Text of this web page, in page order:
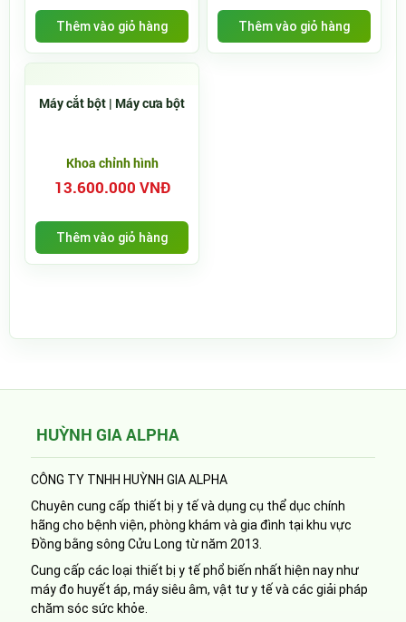
Thêm vào giỏ hàng Thêm vào giỏ hàng
Máy cắt bột | Máy cưa bột
Khoa chỉnh hình
13.600.000 VNĐ
Thêm vào giỏ hàng
HUỲNH GIA ALPHA
CÔNG TY TNHH HUỲNH GIA ALPHA
Chuyên cung cấp thiết bị y tế và dụng cụ thể dục chính
hãng cho bệnh viện, phòng khám và gia đình tại khu vực
Đồng bằng sông Cửu Long từ năm 2013.
Cung cấp các loại thiết bị y tế phổ biến nhất hiện nay như
máy đo huyết áp, máy siêu âm, vật tư y tế và các giải pháp
chăm sóc sức khỏe.